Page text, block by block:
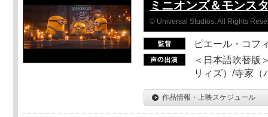
ミニオンズ＆モンス
© Universal Studios. All Rights
ピエール・コフ
＜日本語吹替版
リィズ）/寺家（
作品情報・上映スケジュール